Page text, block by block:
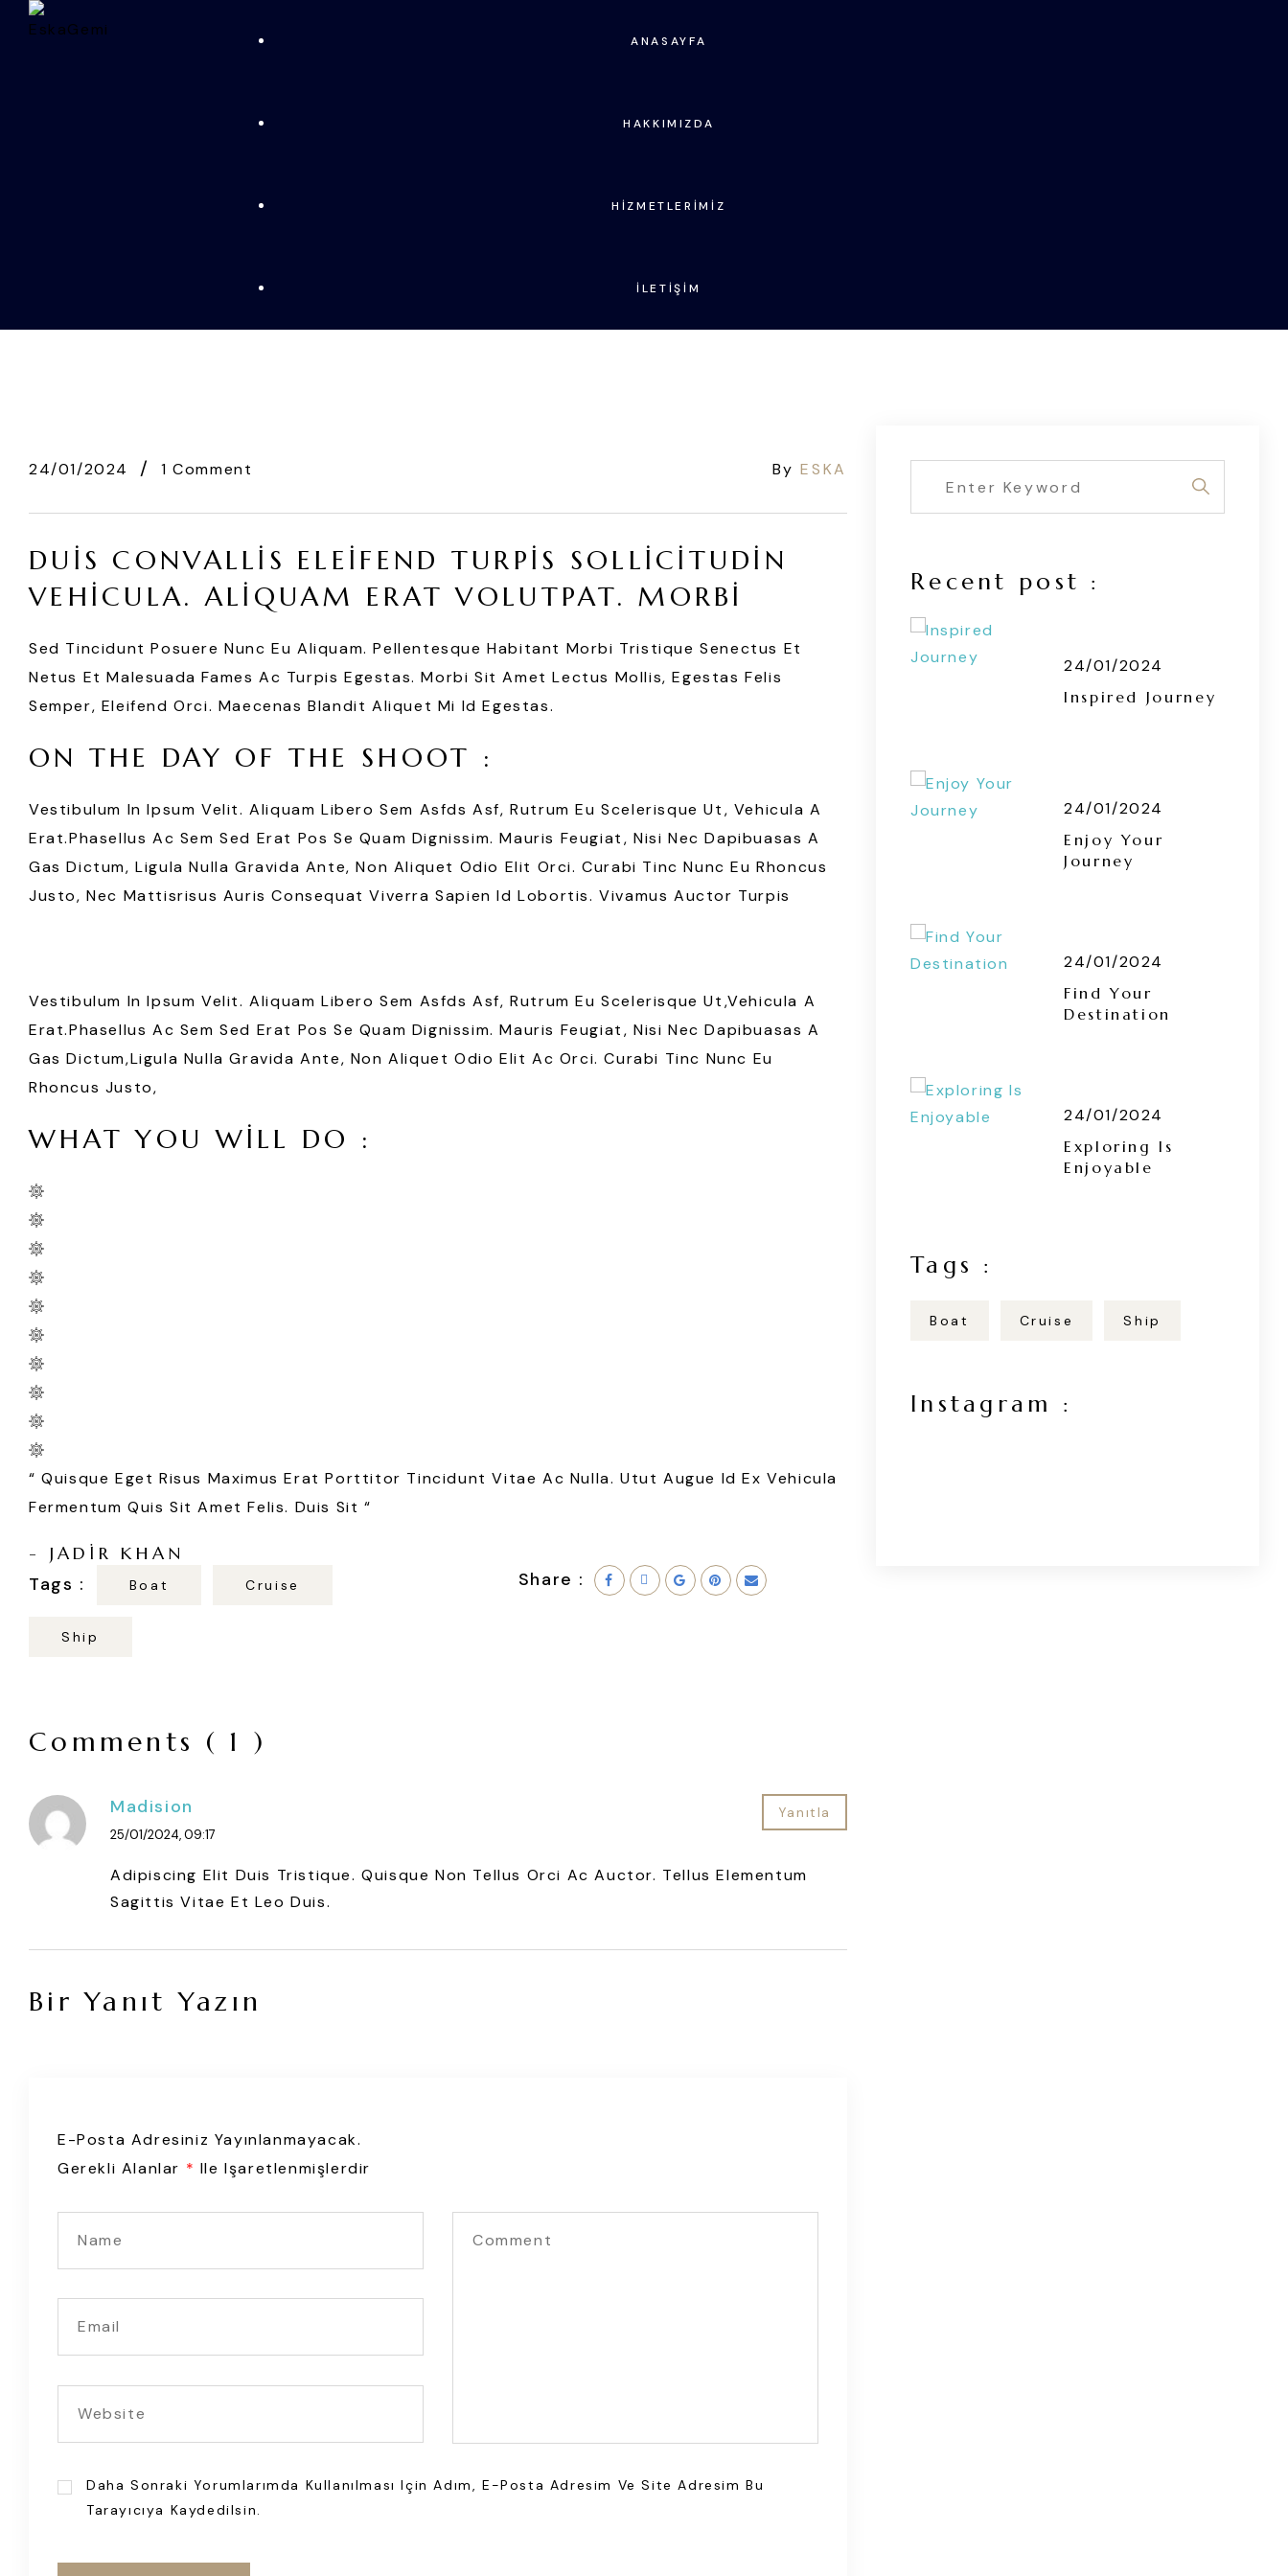
ANASAYFA
HAKKIMIZDA
HIZMETLERIMIZ
İLETIŞIM
24/01/2024 1 Comment By ESKA
DUIS CONVALLIS ELEIFEND TURPIS SOLLICITUDIN
VEHICULA. ALIQUAM ERAT VOLUTPAT. MORBI
Sed Tincidunt Posuere Nunc Eu Aliquam. Pellentesque Habitant Morbi Tristique Senectus Et
Netus Et Malesuada Fames Ac Turpis Egestas. Morbi Sit Amet Lectus Mollis, Egestas Felis
Semper, Eleifend Orci. Maecenas Blandit Aliquet Mi Id Egestas.
ON THE DAY OF THE SHOOT :
Vestibulum In Ipsum Velit. Aliquam Libero Sem Asfds Asf, Rutrum Eu Scelerisque Ut, Vehicula A
Erat.Phasellus Ac Sem Sed Erat Pos Se Quam Dignissim. Mauris Feugiat, Nisi Nec Dapibuasas A
Gas Dictum, Ligula Nulla Gravida Ante, Non Aliquet Odio Elit Orci. Curabi Tinc Nunc Eu Rhoncus
Justo, Nec Mattisrisus Auris Consequat Viverra Sapien Id Lobortis. Vivamus Auctor Turpis
Vestibulum In Ipsum Velit. Aliquam Libero Sem Asfds Asf, Rutrum Eu Scelerisque Ut,vehicula A
Erat.Phasellus Ac Sem Sed Erat Pos Se Quam Dignissim. Mauris Feugiat, Nisi Nec Dapibuasas A
Gas Dictum,ligula Nulla Gravida Ante, Non Aliquet Odio Elit Ac Orci. Curabi Tinc Nunc Eu
Rhoncus Justo,
WHAT YOU WILL DO :
“ Quisque Eget Risus Maximus Erat Porttitor Tincidunt Vitae Ac Nulla. Utut Augue Id Ex Vehicula
Fermentum Quis Sit Amet Felis. Duis Sit“
- JADIR KHAN
Boat Cruise
Ship
Comments ( 1 )
Madision
25/01/2024, 09:17
Adipiscing Elit Duis Tristique. Quisque Non Tellus Orci Ac Auctor. Tellus Elementum
Sagittis Vitae Et Leo Duis.
Yanıtla
Bir Yanıt Yazın
E-Posta Adresiniz Yayınlanmayacak.
Gerekli Alanlar * Ile Işaretlenmişlerdir
Daha Sonraki Yorumlarımda Kullanılması Için Adım, E-Posta Adresim Ve Site Adresim Bu
Tarayıcıya Kaydedilsin.
Recent post :
24/01/2024
Inspired Journey
24/01/2024
Enjoy Your
Journey
24/01/2024
Find Your
Destination
24/01/2024
Exploring Is
Enjoyable
Tags :
Boat Cruise Ship
Instagram :